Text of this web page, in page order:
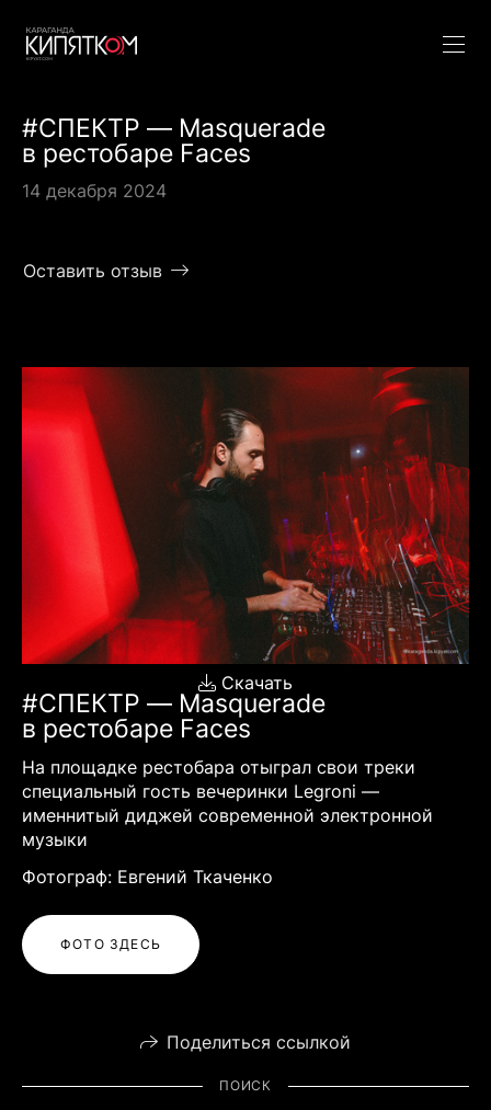
#СПЕКТР — Masquerade
в рестобаре Faces
14 декабря 2024
Оставить отзыв
Скачать
#СПЕКТР — Masquerade
в рестобаре Faces
На площадке рестобара отыграл свои треки
специальный гость вечеринки Legroni —
именнитый диджей современной электронной
музыки
Фотограф: Евгений Ткаченко
ФОТО ЗДЕСЬ
Поделиться ссылкой
ПОИСК